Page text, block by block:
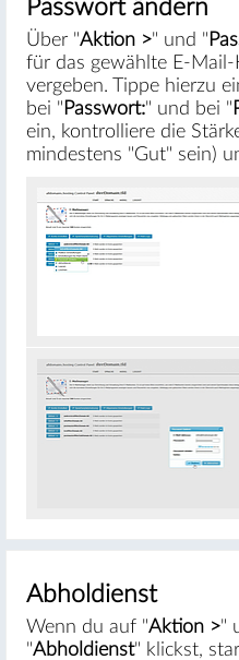
Passwort ändern
Über "Aktion >" und "
für das gewählte E-Mail-
vergeben. Tippe hierzu
bei " Passwort:" und bei "
ein, kontrolliere die
mindestens "Gut" sein)
Abholdienst
Wenn du auf "Aktion >"
"Abholdienst" klickst,